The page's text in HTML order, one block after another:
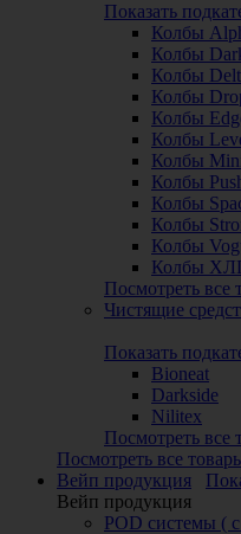
Показать
Колбы
Колбы
Колбы
Колбы
Колбы
Колбы
Колбы
Колбы
Колбы
Колбы
Колбы
Колбы
Посмотреть все
Чистящие
Показать
Bioneat
Darkside
Nilitex
Посмотреть все
Посмотреть все
Вейп продукция
Вейп продукция
POD системы (